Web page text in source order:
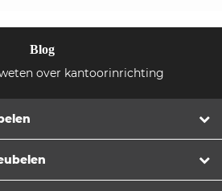
Blog
over kantoorinrichting